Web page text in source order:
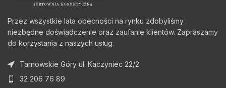
Przez wszystkie lata obecności na rynku zdobyliśmy
niezbędne doświadczenie oraz zaufanie klientów. Zapraszamy
do korzystania z naszych usług.
Tarnowskie Góry ul. Kaczyniec 22/2
32 206 76 89